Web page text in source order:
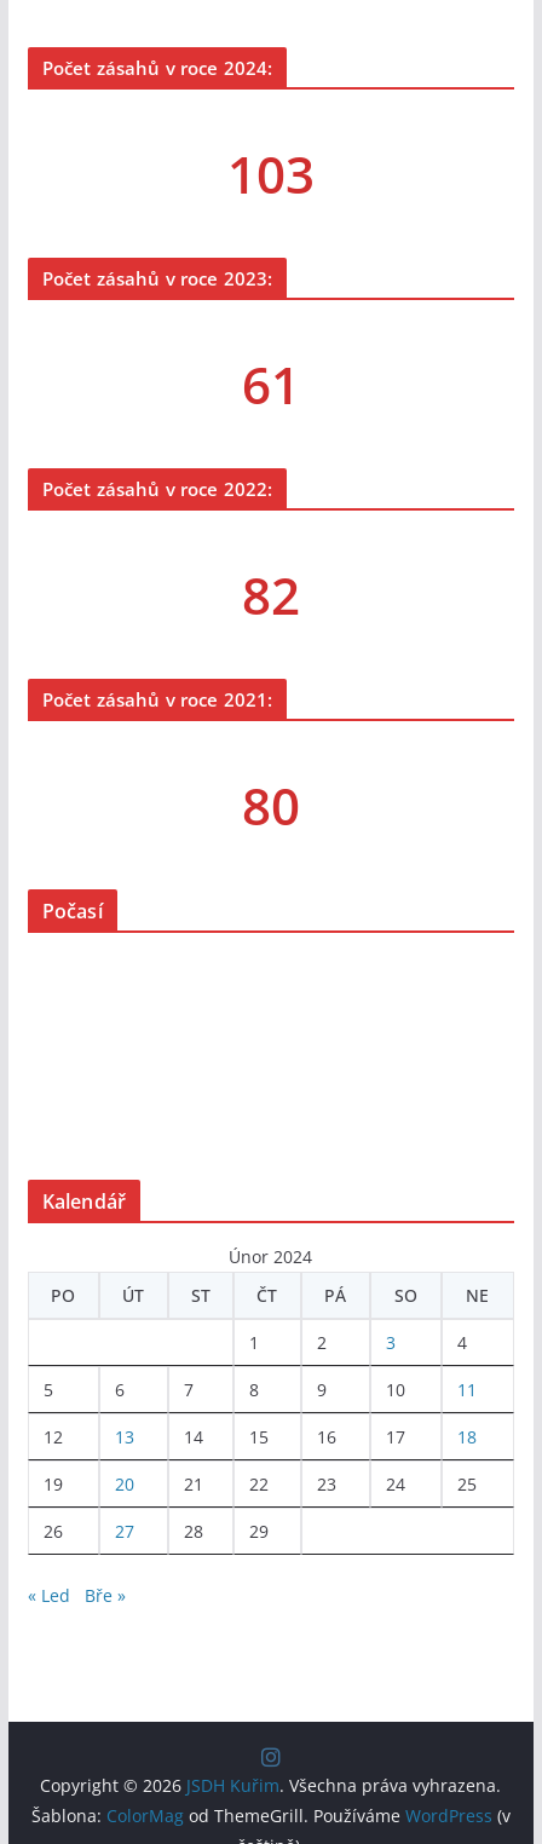
Počet zásahů v roce 2024:
103
Počet zásahů v roce 2023:
61
Počet zásahů v roce 2022:
82
Počet zásahů v roce 2021:
80
Počasí
Kalendář
Únor 2024
PO
ÚT ST ČT PÁ SO NE
1 2 3 4
5 6 7 8 9 10 11
12 13 14 15 16 17 18
19 20 21 22 23 24 25
26 27 28 29
« Led Bře »
Copyright © 2026 JSDH Kuřim. Všechna práva vyhrazena.
Šablona: ColorMagod ThemeGrill. Používáme WordPress (v